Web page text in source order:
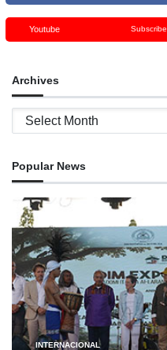
Youtube Subscribe
Archives
Archives
Popular News
INTERNACIONAL